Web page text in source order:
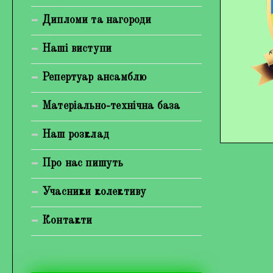
Богуненко Денис Олександрович
Гірієнко Ірина Михайлівна
Відеогалерея
Фотогалерея
Дипломи та нагороди
Наші виступи
Репертуар ансамблю
Матеріально-технічна база
Наш розклад
Про нас пишуть
Учасники колективу
Контакти